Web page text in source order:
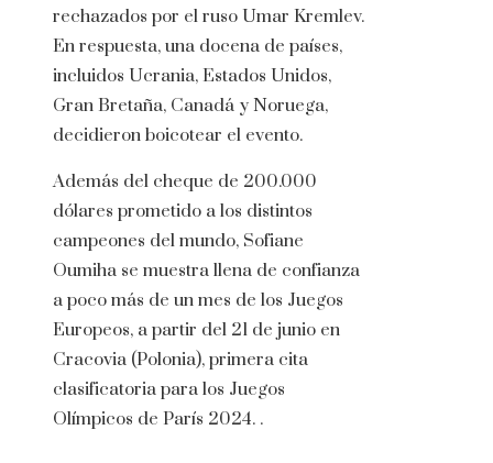
rechazados por el ruso Umar Kremlev.
En respuesta, una docena de países,
incluidos Ucrania, Estados Unidos,
Gran Bretaña, Canadá y Noruega,
decidieron boicotear el evento.
Además del cheque de 200.000
dólares prometido a los distintos
campeones del mundo, Sofiane
Oumiha se muestra llena de confianza
a poco más de un mes de los Juegos
Europeos, a partir del 21 de junio en
Cracovia (Polonia), primera cita
clasificatoria para los Juegos
Olímpicos de París 2024. .